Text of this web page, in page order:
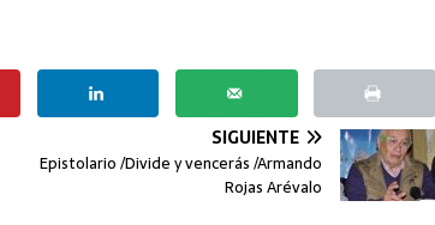
SIGUIENTE
Epistolario /Divide y vencerás /Armando
Rojas Arévalo